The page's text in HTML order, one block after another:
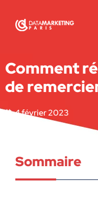
Comment
de
4 février 2023
Sommaire